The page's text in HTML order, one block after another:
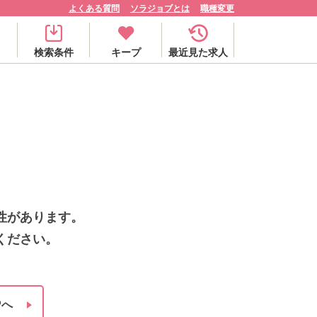
よくある質問 ソラジョブとは 職種変更
検索条件 キープ 最近見た求人
あります。
さい。